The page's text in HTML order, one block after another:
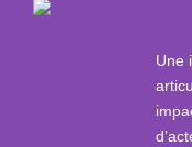
Une